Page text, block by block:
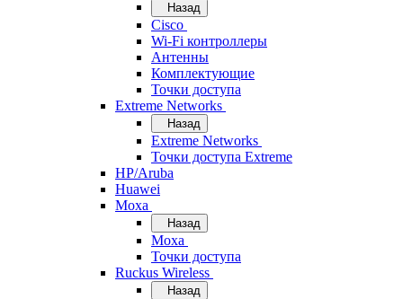
Назад
Cisco
Wi-Fi контроллеры
Антенны
Комплектующие
Точки доступа
Extreme Networks
Назад
Extreme Networks
Точки доступа Extreme
HP/Aruba
Huawei
Moxa
Назад
Moxa
Точки доступа
Ruckus Wireless
Назад